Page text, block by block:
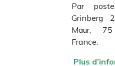
Par
Grinberg
Maur,
France.
Plus